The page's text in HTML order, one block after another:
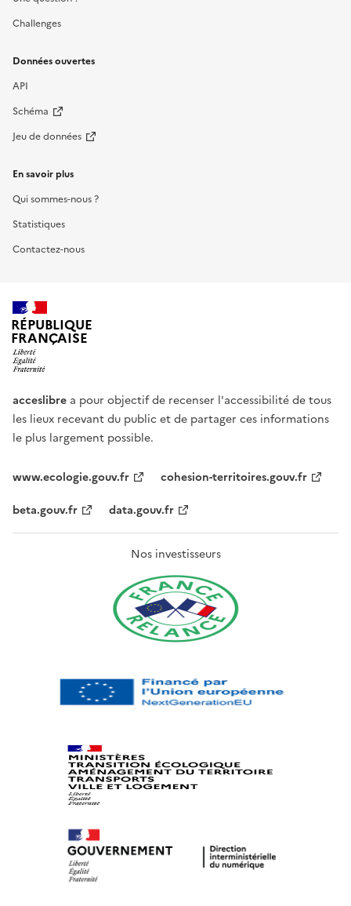
Challenges
Données ouvertes
API
Schéma
Jeu de données
En savoir plus
Qui sommes-nous ?
Statistiques
Contactez-nous
RÉPUBLIQUE
FRANÇAISE
acceslibre a pour objectif de recenser l'accessibilité de tous
les lieux recevant du public et de partager ces informations
le plus largement possible.
www.ecologie.gouv.fr
cohesion-territoires.gouv.fr
beta.gouv.fr
data.gouv.fr
Nos investisseurs